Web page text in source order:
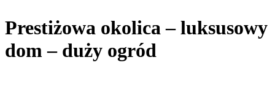
Prestiżowa okolica – luksusowy
dom – duży ogród